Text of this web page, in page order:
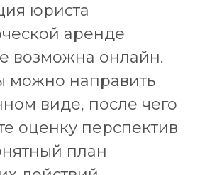
юриста
аренде
возможна онлайн.
можно направить
виде, после чего
оценку перспектив
план